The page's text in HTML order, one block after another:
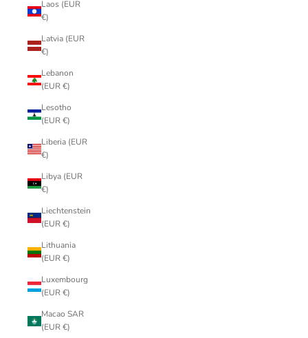
Laos (EUR
€)
Latvia (EUR
€)
Lebanon
(EUR €)
Lesotho
(EUR €)
Liberia (EUR
€)
Libya (EUR
€)
Liechtenstein
(EUR €)
Lithuania
(EUR €)
Luxembourg
(EUR €)
Macao SAR
(EUR €)